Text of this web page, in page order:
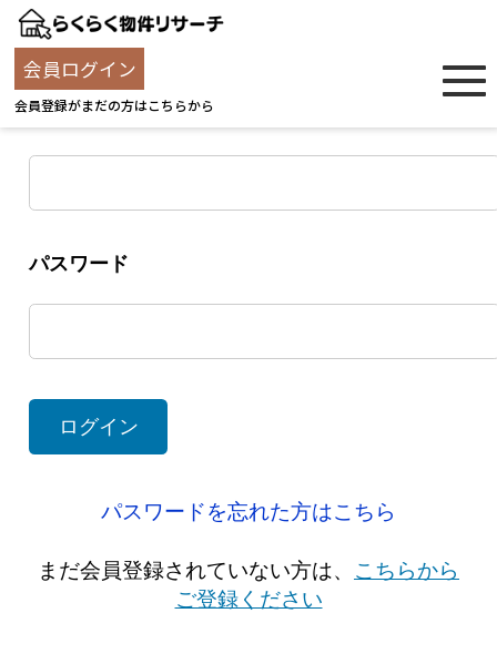
会員ログイン
会員登録がまだの方はこちらから
ユーザー名
パスワード
パスワードを忘れた方はこちら
まだ会員登録されていない方は、 こちらから
ご登録ください